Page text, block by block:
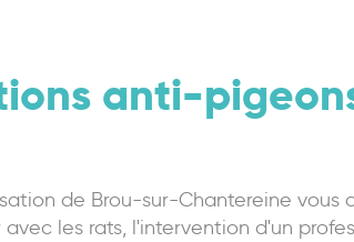
anti-
de Brou-sur-Chantereine vous
les rats, l'intervention d'un